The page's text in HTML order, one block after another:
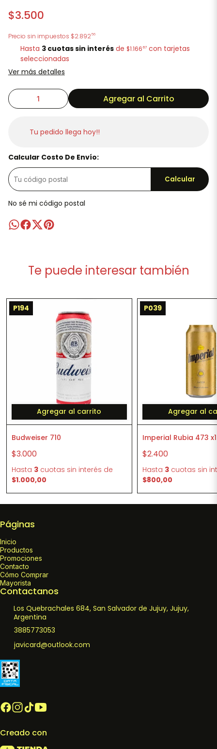
$3.500
Precio sin impuestos $2.89256
Hasta 3 cuotas sin interés de $1.166 67 con tarjetas
seleccionadas
Ver más detalles
Agregar al Carrito
Tu pedido llega hoy!!
Calcular Costo De Envío:
Calcular
No sé mi código postal
Te puede interesar también
P194
Agregar al carrito
Budweiser 710
$3.000
Hasta 3cuotas sin interés de
$1.000,00
P039
Agregar al
Imperial Rubia 473 x1
$2.400
Hasta 3 cuotas sin
$800,00
Páginas
Inicio
Productos
Promociones
Contacto
Cómo Comprar
Mayorista
Contactanos
Los Quebrachales 684, San Salvador de Jujuy, Jujuy,
Argentina
3885773053
javicard@outlook.com
Creado con